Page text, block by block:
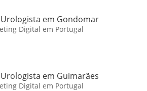
em Gondomar
Digital em Portugal
em Guimarães
Digital em Portugal